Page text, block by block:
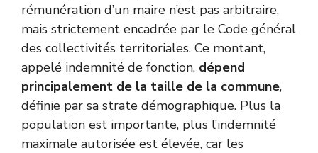
rémunération d’un maire n’est pas arbitraire,
mais strictement encadrée par le Code général
des collectivités territoriales. Ce montant,
appelé indemnité de fonction, dépend
principalement de la taille de la commune,
définie par sa strate démographique. Plus la
population est importante, plus l’indemnité
maximale autorisée est élevée, car les